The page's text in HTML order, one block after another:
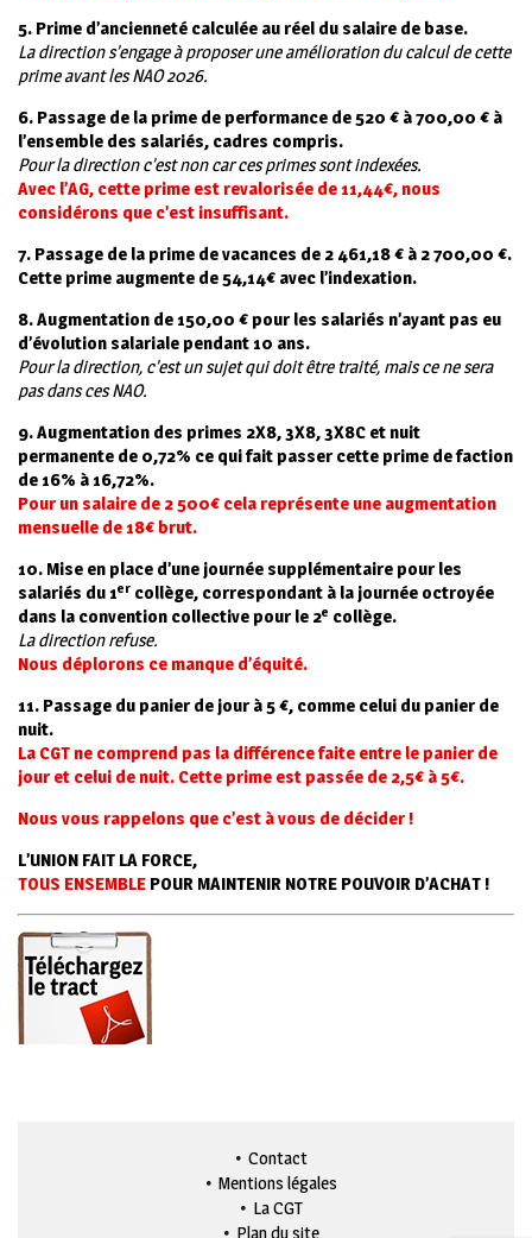
5. Prime d’ancienneté calculée au réel du salaire de base.
La direction s’engage à proposer une amélioration du calcul de cette
prime avant les NAO 2026.
6. Passage de la prime de performance de 520 € à 700,00 € à
l’ensemble des salariés, cadres compris.
Pour la direction c’est non car ces primes sont indexées.
Avec l’AG, cette prime est revalorisée de 11,44€, nous
considérons que c’est insuffisant.
7. Passage de la prime de vacances de 2 461,18 € à 2 700,00 €.
Cette prime augmente de 54,14€ avec l’indexation.
8. Augmentation de 150,00 € pour les salariés n’ayant pas eu
d’évolution salariale pendant 10 ans.
Pour la direction, c’est un sujet qui doit être traité, mais ce ne sera
pas dans ces NAO.
9. Augmentation des primes 2X8, 3X8, 3X8C et nuit
permanente de 0,72% ce qui fait passer cette prime de faction
de 16% à 16,72%.
Pour un salaire de 2 500€ cela représente une augmentation
mensuelle de 18€ brut.
10. Mise en place d’une journée supplémentaire pour les
salariés du 1er collège, correspondant à la journée octroyée
dans la convention collective pour le 2e collège.
La direction refuse.
Nous déplorons ce manque d’équité.
11. Passage du panier de jour à 5 €, comme celui du panier de
nuit.
La CGT ne comprend pas la différence faite entre le panier de
jour et celui de nuit. Cette prime est passée de 2,5€ à 5€.
Nous vous rappelons que c’est à vous de décider !
L’UNION FAIT LA FORCE,
TOUS ENSEMBLE POUR MAINTENIR NOTRE POUVOIR D’ACHAT !
Contact
Mentions légales
La CGT
Plan du site